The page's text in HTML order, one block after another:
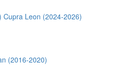
Cupra Leon (2024-2026)
(2016-2020)